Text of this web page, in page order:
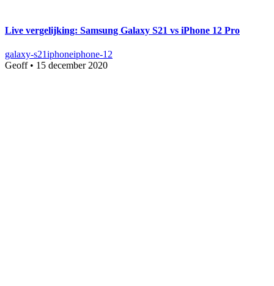
Live vergelijking: Samsung Galaxy S21 vs iPhone 12 Pro
galaxy-s21iphoneiphone-12
Geoff• 15 december 2020